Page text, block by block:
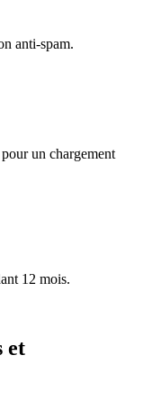
anti-spam.
un chargement
12 mois.
et